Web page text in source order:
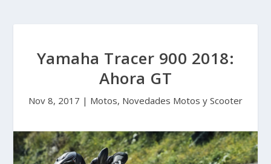
Yamaha Tracer 900 2018:
Ahora GT
Nov 8, 2017 | Motos, Novedades Motos y Scooter